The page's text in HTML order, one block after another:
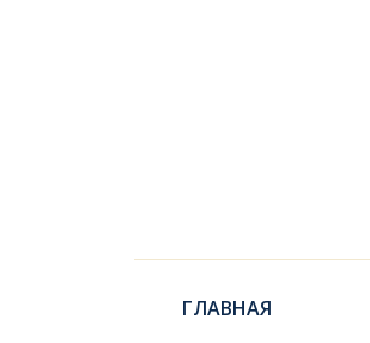
ГЛАВНАЯ